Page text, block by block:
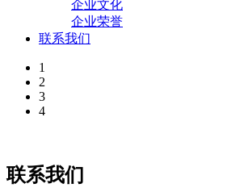
企业文化
企业荣誉
联系我们
1
2
3
4
联系我们